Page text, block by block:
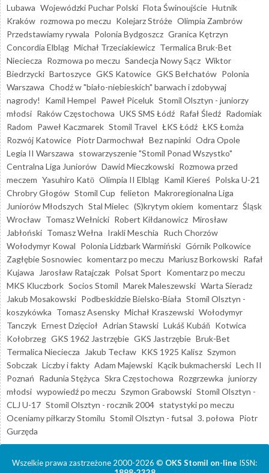
Lubawa Wojewódzki Puchar Polski Flota Świnoujście Hutnik
Kraków rozmowa po meczu Kolejarz Stróże Olimpia Zambrów
Przedstawiamy rywala Polonia Bydgoszcz Granica Kętrzyn
Concordia Elbląg Michał Trzeciakiewicz Termalica Bruk-Bet
Nieciecza Rozmowa po meczu Sandecja Nowy Sącz Wiktor
Biedrzycki Bartoszyce GKS Katowice GKS Bełchatów Polonia
Warszawa Chodź w "biało-niebieskich" barwach i zdobywaj
nagrody!
Kamil Hempel Paweł Piceluk Stomil Olsztyn - juniorzy
młodsi Raków Częstochowa UKS SMS Łódź Rafał Śledź Radomiak
Radom Paweł Kaczmarek Stomil Travel ŁKS Łódź ŁKS Łomża
Rozwój Katowice Piotr Darmochwał Bez napinki Odra Opole
Legia II Warszawa stowarzyszenie "Stomil Ponad Wszystko"
Centralna Liga Juniorów Dawid Mieczkowski Rozmowa przed
meczem Yasuhiro Katō Olimpia II Elbląg Kamil Kiereś Polska U-21
Chrobry Głogów Stomil Cup felieton Makroregionalna Liga
Juniorów Młodszych Stal Mielec (S)krytym okiem komentarz Śląsk
Wrocław Tomasz Wełnicki Robert Kiłdanowicz Mirosław
Jabłoński Tomasz Wełna Irakli Meschia Ruch Chorzów
Wołodymyr Kowal Polonia Lidzbark Warmiński Górnik Polkowice
Zagłębie Sosnowiec komentarz po meczu Mariusz Borkowski Rafał
Kujawa
Jarosław Ratajczak Polsat Sport Komentarz po meczu
MKS Kluczbork Socios Stomil Marek Maleszewski Warta Sieradz
Jakub Mosakowski Podbeskidzie Bielsko-Biała Stomil Olsztyn -
koszykówka Tomasz Asensky Michał Kraszewski Wołodymyr
Tanczyk Ernest Dzięcioł Adrian Stawski Lukáš Kubáň Kotwica
Kołobrzeg GKS 1962 Jastrzębie GKS Jastrzębie Bruk-Bet
Termalica Nieciecza
Jakub Tecław KKS 1925 Kalisz Szymon
Sobczak Liczby i fakty Adam Majewski Kącik bukmacherski Lech II
Poznań Radunia Stężyca Skra Częstochowa Rozgrzewka juniorzy
młodsi wypowiedź po meczu Szymon Grabowski Stomil Olsztyn -
CLJ U-17 Stomil Olsztyn - rocznik 2004 statystyki po meczu
Oceniamy piłkarzy Stomilu Stomil Olsztyn - futsal 3. połowa Piotr
Gurzęda
Wszelkie prawa zastrzeżone 2000-2026 © OKS Stomil on-line ISSN: